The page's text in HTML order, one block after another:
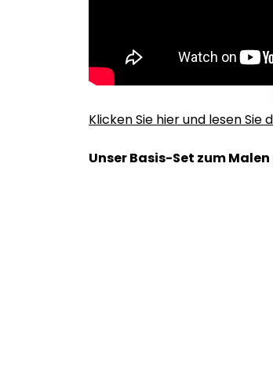
Klicken Sie hier und lesen Sie
Unser Basis-Set zum